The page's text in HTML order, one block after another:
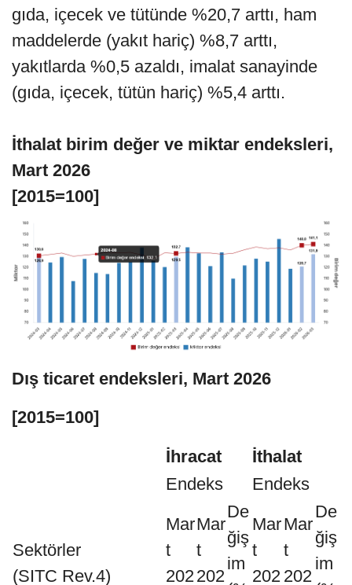
gıda, içecek ve tütünde %20,7 arttı, ham
maddelerde (yakıt hariç) %8,7 arttı,
yakıtlarda %0,5 azaldı, imalat sanayinde
(gıda, içecek, tütün hariç) %5,4 arttı.
İthalat birim değer ve miktar endeksleri,
Mart 2026
[2015=100]
Dış ticaret endeksleri, Mart 2026
[2015=100]
İhracat
İthalat
Endeks
Endeks
Sektörler
(SITC Rev.4)
Mar
t
202
Mar
t
202
De
ğiş
im
Mar
t
202
Mar
t
202
De
ğiş
im